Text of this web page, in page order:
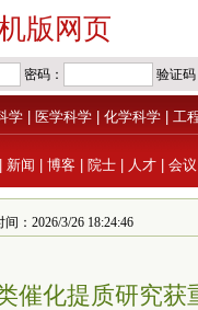
版网页
学 医学科学 化学科学 工
新闻 博客 院士 人才 会议
：2026/3/26 18:24:46
催化提质研究获